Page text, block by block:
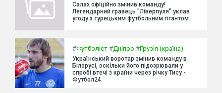
Салах офіційно змінив команду!
Легендарний гравець "Ліверпуля" уклав
угоду з турецьким футбольним гігантом.
#Футболіст #Дніпро #Грузія (країна)
Український воротар змінив команду в
Білорусі, оскільки його підозрювали у
спробі втечі з країни через річку Тису -
Футбол24.